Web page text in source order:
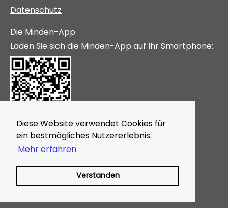
Diese Website verwendet Cookies für
ein bestmögliches Nutzererlebnis.
Mehr erfahren
Verstanden
Datenschutz
Die Minden-App
Laden Sie sich die Minden-App auf Ihr Smartphone:
Themen
Gutscheine
In der Nähe